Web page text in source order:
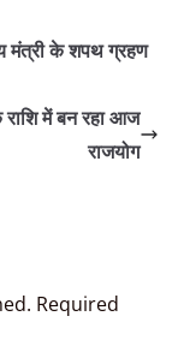
मंत्री के शपथ ग्रहण
में बन रहा आज
राजयोग
Required